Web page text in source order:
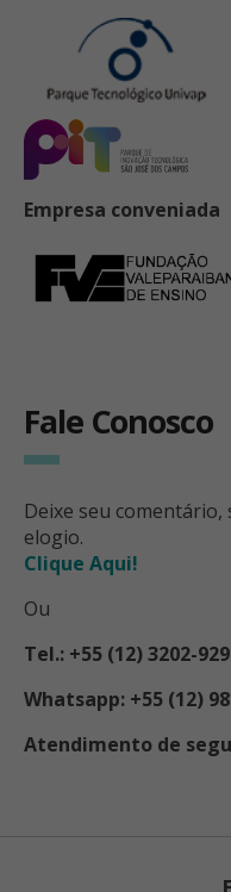
Empresa conveniada
Fale Conosco
Deixe seu
elogio.
Clique Aqui!
Ou
Tel.: +55 (12) 3202-
Whatsapp: +55 (12)
Atendimento de